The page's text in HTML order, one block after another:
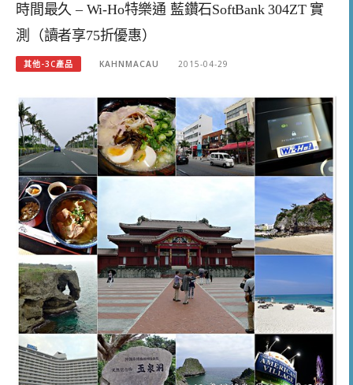
時間最久 – Wi-Ho特樂通 藍鑽石SoftBank 304ZT 實
測（讀者享75折優惠）
其他-3C產品 KAHNMACAU 2015-04-29